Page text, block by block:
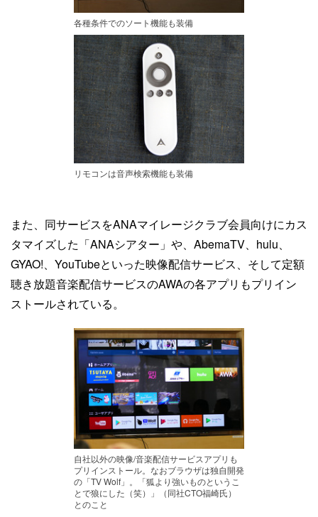
各種条件でのソート機能も装備
リモコンは音声検索機能も装備
また、同サービスをANAマイレージクラブ会員向けにカス
タマイズした「ANAシアター」や、AbemaTV、hulu、
GYAO!、YouTubeといった映像配信サービス、そして定額
聴き放題音楽配信サービスのAWAの各アプリもプリイン
ストールされている。
自社以外の映像/音楽配信サービスアプリも
プリインストール。なおブラウザは独自開発
の「TV Wolf」。「狐より強いものというこ
とで狼にした（笑）」（同社CTO福崎氏）
とのこと